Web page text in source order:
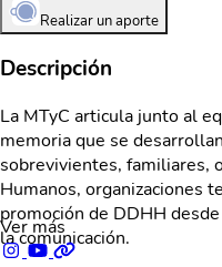
Realizar un aporte
Descripción
La MTyC articula junto al
memoria que se
sobrevivientes, familiares,
Humanos, organizaciones
promoción de DDHH
la comunicación.
Ver más